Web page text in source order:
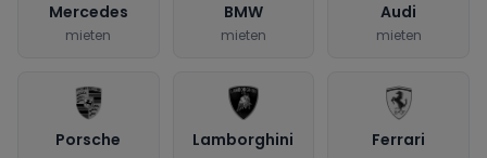
Mercedes
mieten
BMW
mieten
Audi
mieten
Porsche Lamborghini Ferrari